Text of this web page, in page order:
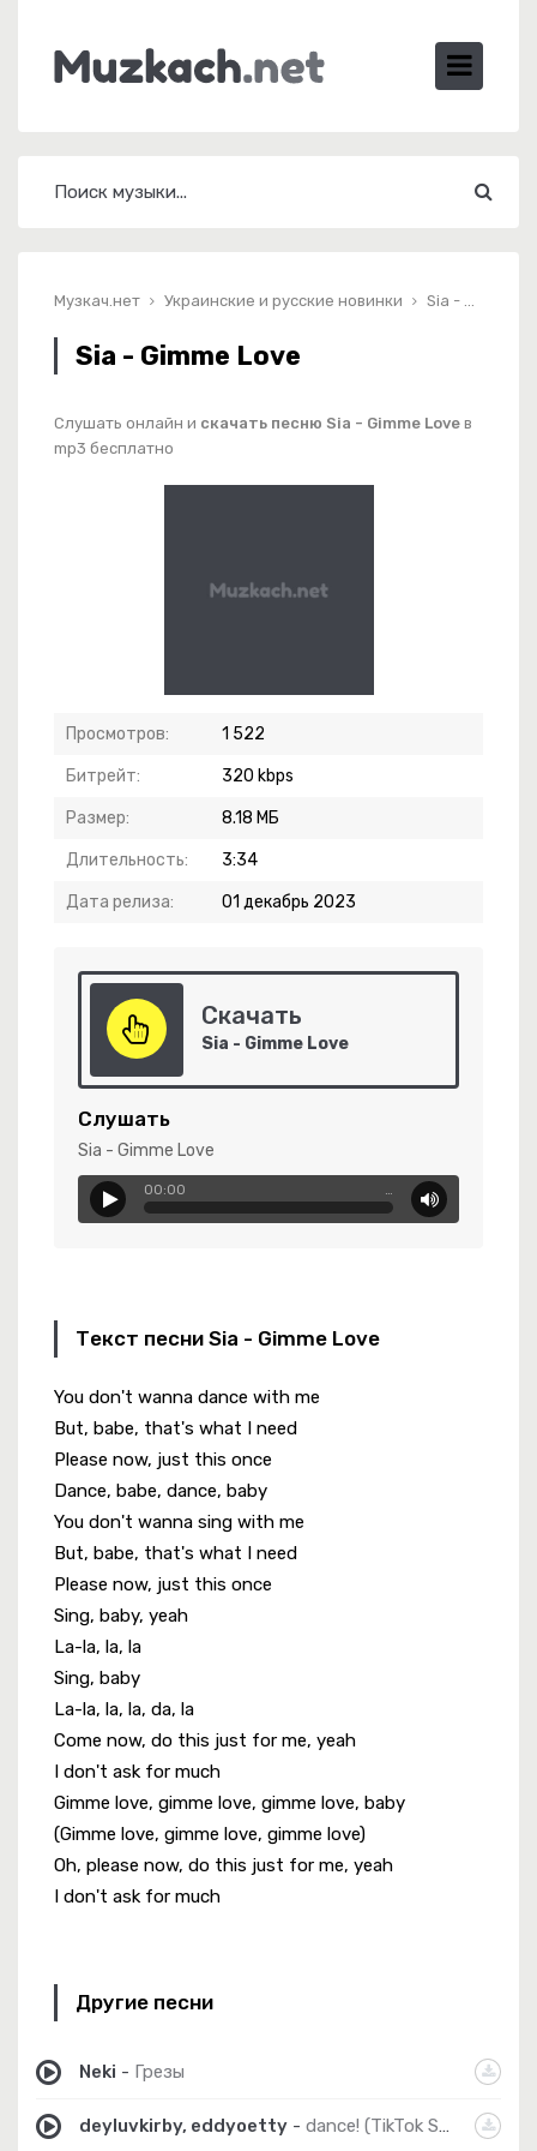
Музкач.нет Украинские и русские новинки Sia - Gimme Love
Sia - Gimme Love
Слушать онлайн и скачать песню Sia - Gimme Love в
mp3 бесплатно
Просмотров: 1 522
Битрейт: 320 kbps
Размер: 8.18 МБ
Длительность: 3:34
Дата релиза: 01 декабрь 2023
Скачать
Sia - Gimme Love
Слушать
Sia - Gimme Love
00:00 …
Текст песни Sia - Gimme Love
You don't wanna dance with me
But, babe, that's what I need
Please now, just this once
Dance, babe, dance, baby
You don't wanna sing with me
But, babe, that's what I need
Please now, just this once
Sing, baby, yeah
La-la, la, la
Sing, baby
La-la, la, la, da, la
Come now, do this just for me, yeah
I don't ask for much
Gimme love, gimme love, gimme love, baby
(Gimme love, gimme love, gimme love)
Oh, please now, do this just for me, yeah
I don't ask for much
Другие песни
Neki - Грезы
deyluvkirby, eddyoetty - dance! (TikTok Sped Up)
Веселей !